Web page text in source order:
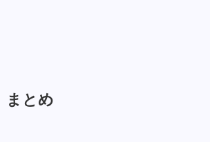
まとめ